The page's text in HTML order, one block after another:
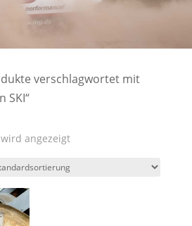
verschlagwortet mit
SKI“
angezeigt